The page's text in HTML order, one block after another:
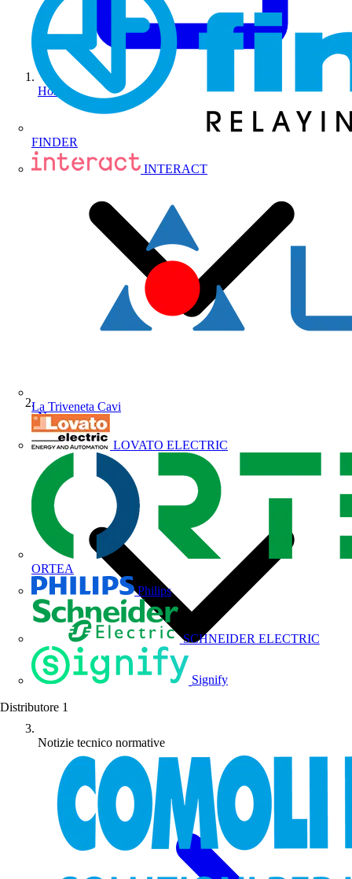
FINDER
INTERACT
La Triveneta Cavi
LOVATO ELECTRIC
ORTEA
Philips
SCHNEIDER ELECTRIC
Signify
Distributore 1
Home
News
Notizie tecnico normative